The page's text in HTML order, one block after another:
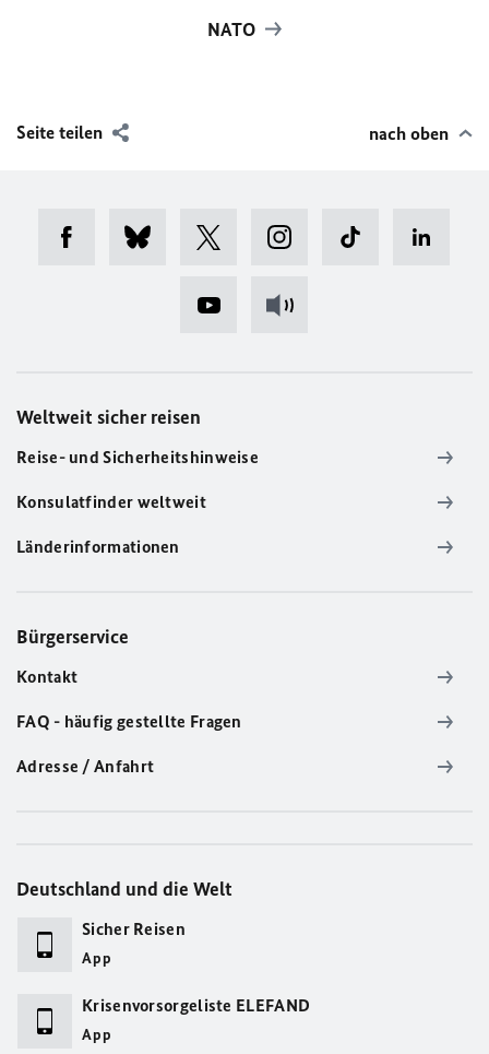
NATO
Seite teilen nach oben
Weltweit sicher reisen
Reise- und Sicherheitshinweise
Konsulatfinder weltweit
Länderinformationen
Bürgerservice
Kontakt
FAQ - häufig gestellte Fragen
Adresse / Anfahrt
Deutschland und die Welt
Sicher Reisen
App
Krisenvorsorgeliste ELEFAND
App